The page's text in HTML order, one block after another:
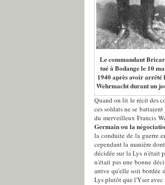
Le commandant
tué à Bodange le 10
1940 après avoir arrêté
Wehrmacht durant un
Quand on lit le récit des
ces soldats ne se battaient
du merveilleux Francis
Germain ou la
la conduite de la guerre
cependant la manière
décidée sur la Lys n'était
n'était pas une bonne
arrive qu'elle soit bordée
Lys plutôt que l'Yser avec